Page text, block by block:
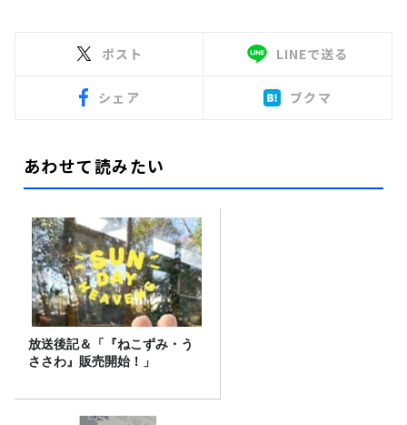
ポスト LINEで送る
シェア ブクマ
あわせて読みたい
放送後記＆「『ねこずみ・う
ささわ』販売開始！」